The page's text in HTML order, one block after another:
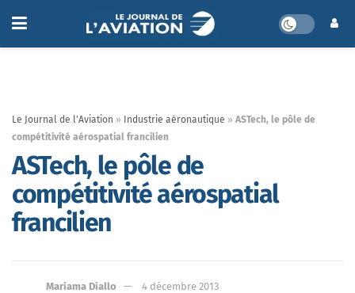
Le Journal de l'Aviation » Industrie aéronautique » ASTech, le pôle de
compétitivité aérospatial francilien
ASTech, le pôle de
compétitivité aérospatial
francilien
Mariama Diallo 4 décembre 2013